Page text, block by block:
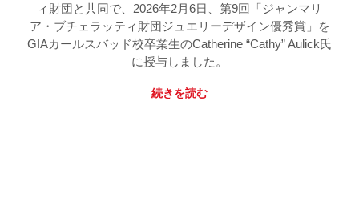
ィ財団と共同で、2026年2月6日、第9回「ジャンマリ
ア・ブチェラッティ財団ジュエリーデザイン優秀賞」を
GIAカールスバッド校卒業生のCatherine “Cathy” Aulick氏
に授与しました。
続きを読む